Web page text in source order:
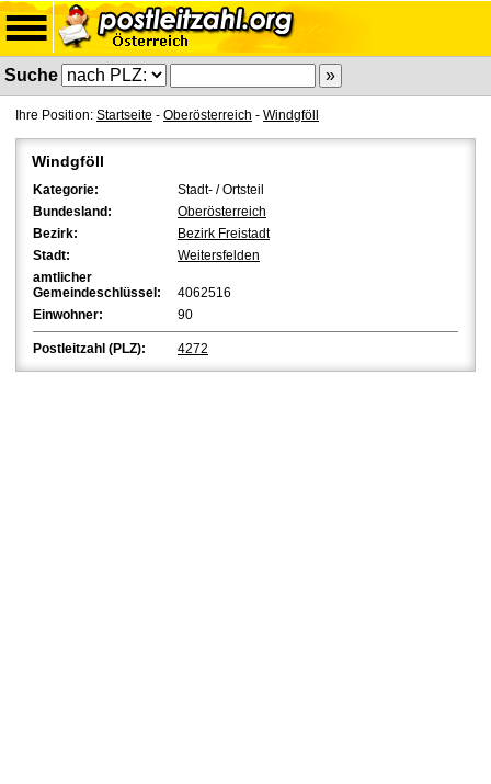
Suche
Ihre Position: Startseite - Oberösterreich - Windgföll
Windgföll
Kategorie:
Stadt- / Ortsteil
Bundesland:
Oberösterreich
Bezirk:
Bezirk Freistadt
Stadt:
Weitersfelden
amtlicher
Gemeindeschlüssel:
4062516
Einwohner:
90
Postleitzahl (PLZ): 4272